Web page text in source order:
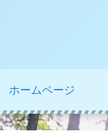
ホームページ